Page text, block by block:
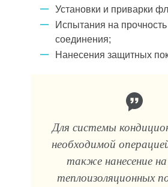
Установки и приварки
Испытания на прочность
соединения;
Нанесения защитных
Для системы
необходимой
также нанесение
теплоизоляционных